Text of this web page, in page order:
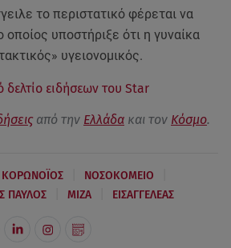
το περιστατικό φέρεται να
οποίος υποστήριξε ότι η γυναίκα
υγειονομικός.
δελτίο ειδήσεων του Star
από την Ελλάδα και τον Κόσμο.
ΚΟΡΩΝΟΪΟΣ ΝΟΣΟΚΟΜΕΙΟ
ΠΑΥΛΟΣ ΜΙΖΑ ΕΙΣΑΓΓΕΛΕΑΣ